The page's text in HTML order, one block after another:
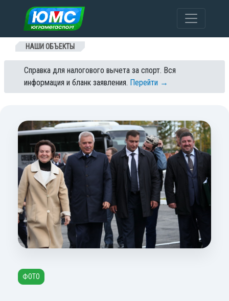
Перейти к содержанию
НАШИ ОБЪЕКТЫ
Справка для налогового вычета за спорт. Вся
информация и бланк заявления. Перейти →
ФОТО